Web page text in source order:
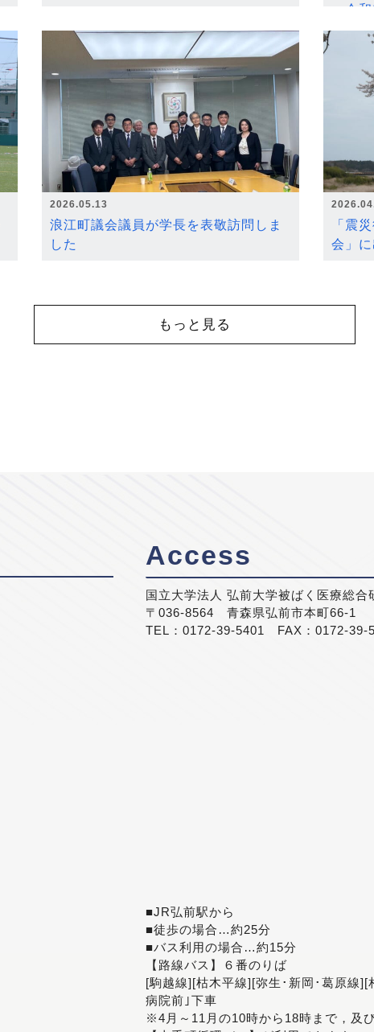
～令
2026.05.13
浪江町議会議員が学長を表敬訪問しま
した
「震
会」
もっと見る
Access
国立大学法人 弘前大学被ばく医療総合
〒036-8564 青森県弘前市本町66-1
TEL：0172-39-5401 FAX：0172-39-
■JR弘前駅から
■徒歩の場合…約25分
■バス利用の場合…約15分
【路線バス】６番のりば
[駒越線][枯木平線][弥生･新岡･葛原線
病院前｣下車
※4月～11月の10時から18時まで，及